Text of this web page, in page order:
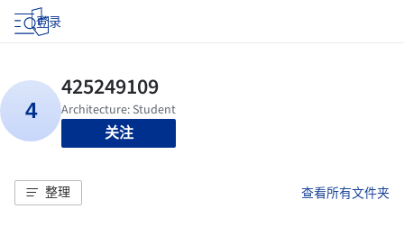
登录
关注
整理 查看所有文件夹